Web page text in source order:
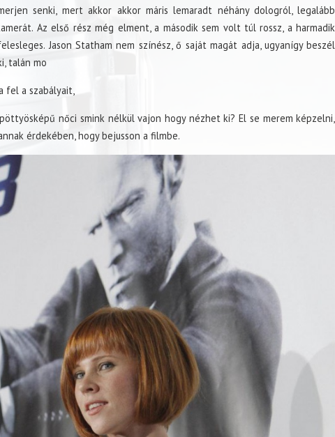
senki, mert akkor akkor máris lemaradt néhány dologról, legalább
Az első rész még elment, a második sem volt túl rossz, a harmadik
Jason Statham nem színész, ő saját magát adja, ugyanígy beszél
talán mo
fel a szabályait,
nőci smink nélkül vajon hogy nézhet ki? El se merem képzelni,
érdekében, hogy bejusson a filmbe.